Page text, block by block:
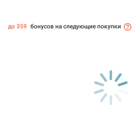
до 359 бонусов на следующие покупки